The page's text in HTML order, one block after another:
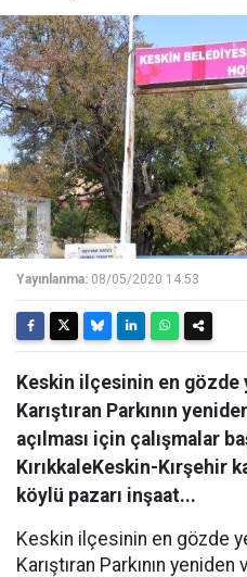
Yayınlanma: 08/05/2020 14:53
Keskin ilçesinin en
Karıştıran Parkının
açılması için çalışmalar
KırıkkaleKeskin-Kırşehir
köylü pazarı inşaat...
Keskin ilçesinin en gözde
Karıştıran Parkının